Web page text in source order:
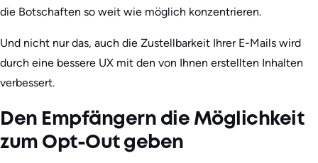
die Botschaften so weit wie möglich konzentrieren.
Und nicht nur das, auch die Zustellbarkeit Ihrer E-Mails wird
durch eine bessere UX mit den von Ihnen erstellten Inhalten
verbessert.
Den Empfängern die Möglichkeit
zum Opt-Out geben